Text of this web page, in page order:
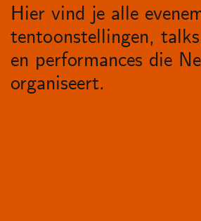
Hier vind je alle
tentoonstellingen,
en performances die
organiseert.